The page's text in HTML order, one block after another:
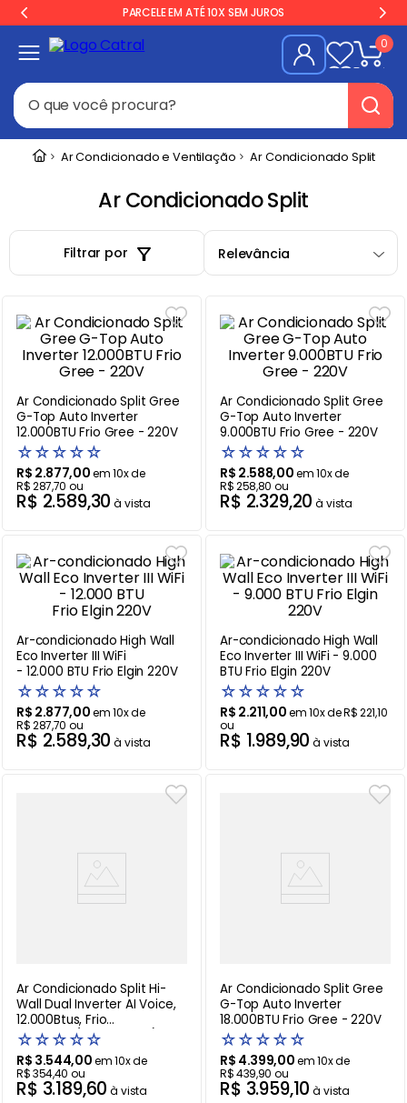
PARCELE EM ATÉ 10X SEM JUROS
0
O que você procura?
Ar Condicionado e Ventilação Ar Condicionado Split
Ar Condicionado Split
Filtrar por Relevância
Ar Condicionado Split Gree
G-Top Auto Inverter
12.000BTU Frio Gree - 220V
☆☆☆☆☆
R$ 2.877,00em10x de
R$287,70 ou
R$ 2.589,30 à vista
Ar Condicionado Split Gree
G-Top Auto Inverter
9.000BTU Frio Gree - 220V
☆☆☆☆☆
R$ 2.588,00em10x de
R$258,80 ou
R$ 2.329,20 à vista
Ar-condicionado High Wall
Eco Inverter III WiFi
- 12.000 BTU Frio Elgin 220V
☆☆☆☆☆
R$ 2.877,00em10x de
R$287,70 ou
R$ 2.589,30 à vista
Ar-condicionado High Wall
Eco Inverter III WiFi - 9.000
BTU Frio Elgin 220V
☆☆☆☆☆
R$ 2.211,00em10x deR$221,10
ou
R$ 1.989,90 à vista
Ar Condicionado Split Hi-
Wall Dual Inverter AI Voice,
12.000Btus, Frio
LG 220V. (S3-Q12JA31L)
☆☆☆☆☆
R$ 3.544,00em10x de
R$354,40 ou
R$ 3.189,60 à vista
Ar Condicionado Split Gree
G-Top Auto Inverter
18.000BTU Frio Gree - 220V
☆☆☆☆☆
R$ 4.399,00em10x de
R$439,90 ou
R$ 3.959,10 à vista
Termos mais buscados
Balança
4º Forno
6º Gelopar
Cervejeira
8º Fritadeira
9º Balanças
10º Ar Condicionado